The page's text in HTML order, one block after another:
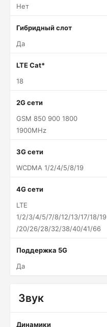
Нет
Гибридный слот
Да
LTE Cat*
18
2G сети
GSM 850 900 1800
1900MHz
3G сети
WCDMA 1/2/4/5/8/19
4G сети
LTE
1/2/3/4/5/7/8/12/13/17/18/19
/20/26/28/32/38/40/41/66
Поддержка 5G
Да
Звук
Динамики